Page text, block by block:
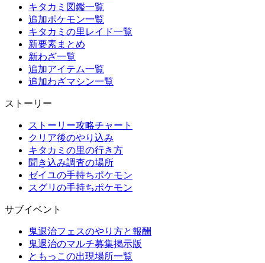
キタカミ図鑑一覧
追加ポケモン一覧
キタカミの里レイド一覧
新要素まとめ
新わざ一覧
追加アイテム一覧
追加わざマシン一覧
ストーリー
ストーリー攻略チャート
クリア後のやり込み
キタカミの里の行き方
聞き込み調査の場所
ゼイユの手持ちポケモン
スグリの手持ちポケモン
サブイベント
鬼退治フェスのやり方と報酬
鬼退治のマルチ募集掲示版
ともっこの出現場所一覧